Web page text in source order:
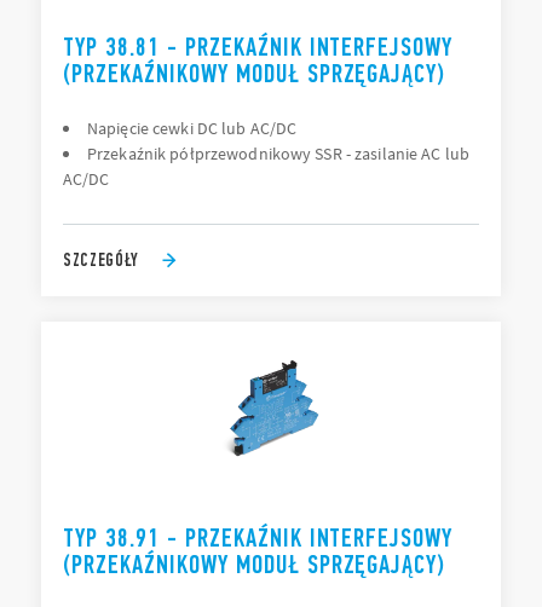
TYP 38.81 - PRZEKAŹNIK INTERFEJSOWY
(PRZEKAŹNIKOWY MODUŁ SPRZĘGAJĄCY)
Napięcie cewki DC lub AC/DC
Przekaźnik półprzewodnikowy SSR - zasilanie AC lub
AC/DC
SZCZEGÓŁY
TYP 38.91 - PRZEKAŹNIK INTERFEJSOWY
(PRZEKAŹNIKOWY MODUŁ SPRZĘGAJĄCY)